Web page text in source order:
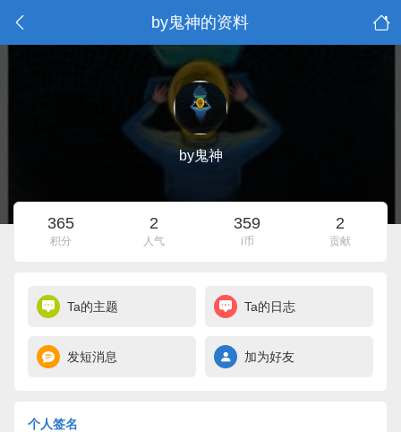
by鬼神的资料
by鬼神
365
积分
2
人气
359
i币
2
贡献
Ta的主题 Ta的日志
发短消息 加为好友
个人签名